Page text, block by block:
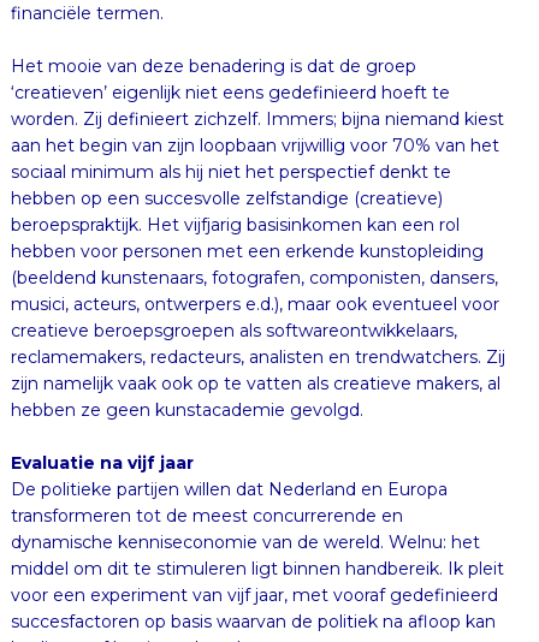
financiële termen.
Het mooie van deze benadering is dat de groep
‘creatieven’ eigenlijk niet eens gedefinieerd hoeft te
worden. Zij definieert zichzelf. Immers; bijna niemand kiest
aan het begin van zijn loopbaan vrijwillig voor 70% van het
sociaal minimum als hij niet het perspectief denkt te
hebben op een succesvolle zelfstandige (creatieve)
beroepspraktijk. Het vijfjarig basisinkomen kan een rol
hebben voor personen met een erkende kunstopleiding
(beeldend kunstenaars, fotografen, componisten, dansers,
musici, acteurs, ontwerpers e.d.), maar ook eventueel voor
creatieve beroepsgroepen als softwareontwikkelaars,
reclamemakers, redacteurs, analisten en trendwatchers. Zij
zijn namelijk vaak ook op te vatten als creatieve makers, al
hebben ze geen kunstacademie gevolgd.
Evaluatie na vijf jaar
De politieke partijen willen dat Nederland en Europa
transformeren tot de meest concurrerende en
dynamische kenniseconomie van de wereld. Welnu: het
middel om dit te stimuleren ligt binnen handbereik. Ik pleit
voor een experiment van vijf jaar, met vooraf gedefinieerd
succesfactoren op basis waarvan de politiek na afloop kan